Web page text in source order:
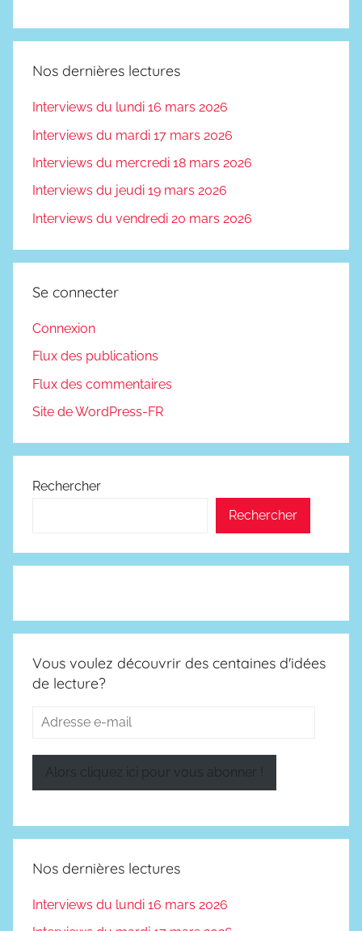
Nos dernières lectures
Interviews du lundi 16 mars 2026
Interviews du mardi 17 mars 2026
Interviews du mercredi 18 mars 2026
Interviews du jeudi 19 mars 2026
Interviews du vendredi 20 mars 2026
Se connecter
Connexion
Flux des publications
Flux des commentaires
Site de WordPress-FR
Rechercher
Rechercher
Vous voulez découvrir des centaines d'idées
de lecture?
Adresse
Alors cliquez ici pour vous abonner !
Nos dernières lectures
Interviews du lundi 16 mars 2026